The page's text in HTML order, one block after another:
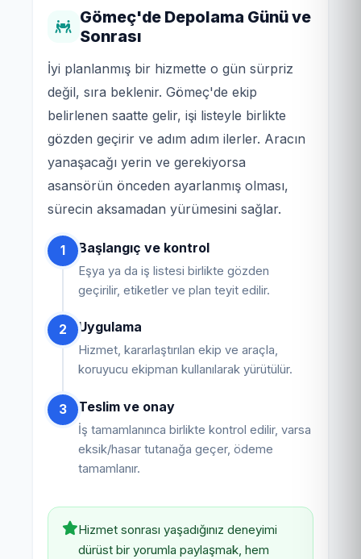
Gömeç'de Depolama Günü ve
Sonrası
İyi planlanmış bir hizmette o gün sürpriz
değil, sıra beklenir. Gömeç'de ekip
belirlenen saatte gelir, işi listeyle birlikte
gözden geçirir ve adım adım ilerler. Aracın
yanaşacağı yerin ve gerekiyorsa
asansörün önceden ayarlanmış olması,
sürecin aksamadan yürümesini sağlar.
1 Başlangıç ve kontrol
Eşya ya da iş listesi birlikte gözden
geçirilir, etiketler ve plan teyit edilir.
2 Uygulama
Hizmet, kararlaştırılan ekip ve araçla,
koruyucu ekipman kullanılarak yürütülür.
3 Teslim ve onay
İş tamamlanınca birlikte kontrol edilir, varsa
eksik/hasar tutanağa geçer, ödeme
tamamlanır.
Hizmet sonrası yaşadığınız deneyimi
dürüst bir yorumla paylaşmak, hem